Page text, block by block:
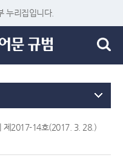
누리집입니다.
제2017-14호(2017. 3. 28.)